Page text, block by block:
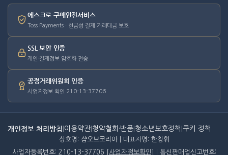
에스크로 구매안전서비스
Toss Payments · 현금성 결제 거래대금 보호
SSL 보안 인증
개인·결제정보 암호화 전송
공정거래위원회 인증
사업자정보 확인 210-13-37706
개인정보 처리방침 이용약관 청약철회·반품 청소년보호정책 쿠키 정책
상호명: 샵오브코리아 | 대표자명: 한창휘
사업자등록번호: 210-13-37706
[사업자정보확인] | 통신판매업신고번호: